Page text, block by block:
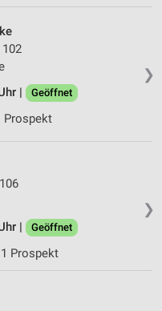
❯
|
Geöffnet
Prospekt
❯
|
Geöffnet
Prospekt
von